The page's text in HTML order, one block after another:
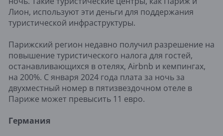
Лион, используют эти деньги для поддержания
туристической инфраструктуры.
Парижский регион недавно получил разрешение на
повышение туристического налога для гостей,
останавливающихся в отелях, Airbnb и кемпингах,
на 200%. С января 2024 года плата за ночь за
двухместный номер в пятизвездочном отеле в
Париже может превысить 11 евро.
Германия